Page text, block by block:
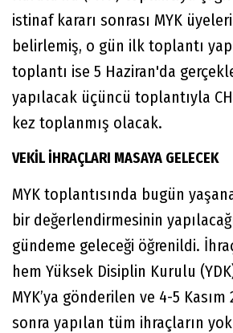
istinaf kararı sonrası MYK
belirlemiş, o gün ilk toplantı
toplantı ise 5 Haziran'da
yapılacak üçüncü toplantıyla
kez toplanmış olacak.
VEKİL İHRAÇLARI MASAYA GELECEK
MYK toplantısında bugün
bir değerlendirmesinin
gündeme geleceği öğrenildi.
hem Yüksek Disiplin Kurulu
MYK’ya gönderilen ve 4-5
sonra yapılan tüm ihraçların